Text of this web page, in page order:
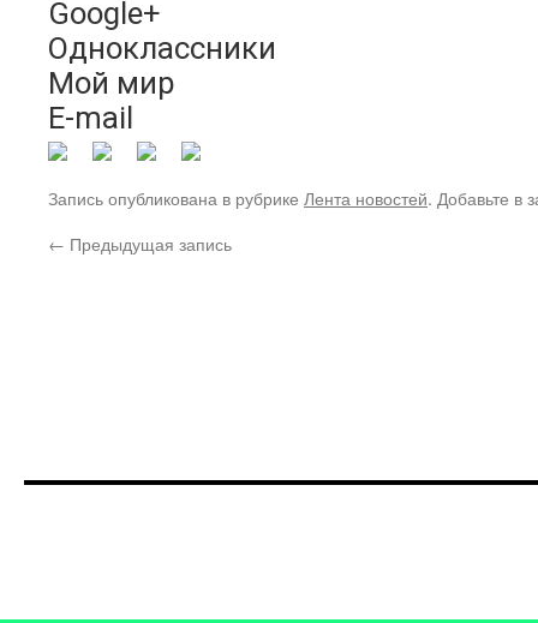
Google+
Одноклассники
Мой мир
E-mail
Запись опубликована в рубрике Лента новостей. Добавьте в
← Предыдущая запись